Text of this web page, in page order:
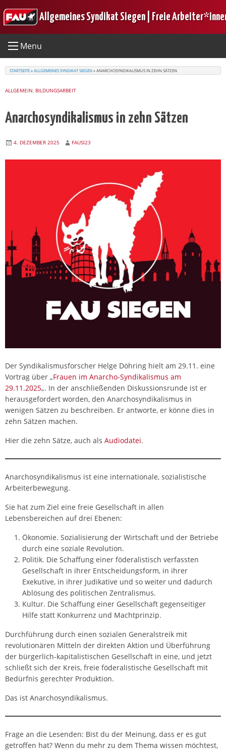
to
Allgemeines Syndikat Siegen | Freie
Menu
STARTSEITE»ALLGEMEINES SYNDIKAT SIEGEN»ANARCHOSYNDIKALISMUS IN ZEHN SÄTZEN
ALLGEMEIN, BILDUNGSARBEIT
Anarchosyndikalismus in zehn Sätzen
4. DEZEMBER 2025 FAUSI23
Der Syndikalismusforscher Helge Döhring hielt am 29.11. eine
Vortrag über „Frauen im Anarcho-Syndikalismus am
29.11.2025„. In der anschließenden Diskussionsrunde ist er
herausgefordert worden, den Anarchosyndikalismus in
wenigen Sätzen zu beschreiben. Er antworte, er könne dies in
zehn Sätzen machen.
Hier die zehn Sätze, auch als Audiodatei.
Anarchosyndikalismus ist eine internationale, sozialistische
Arbeiterbewegung.
Sie hat zum Ziel eine freie Gesellschaft in allen
Lebensbereichen auf drei Ebenen:
Ökonomie. Sozialisierung der Wirtschaft und der Betriebe
durch eine soziale Revolution.
Politik. Die Schaffung einer föderalistisch verfassten
Gesellschaft in ihrer Entscheidungsform, in ihrer
Exekutive, in ihrer Judikative und so weiter und dadurch
Ablösung des politischen Zentralismus.
Kultur. Die Schaffung einer Gesellschaft gegenseitiger
Hilfe statt Konkurrenz und Machtprinzip.
Durchführung durch einen sozialen Generalstreik mit
revolutionären Mitteln der direkten Aktion und Überführung
der bürgerlich-kapitalistischen Gesellschaft in eine, und jetzt
schließt sich der Kreis, freie föderalistische Gesellschaft mit
Bedürfnis gerechter Produktion.
Das ist Anarchosyndikalismus.
Frage an die Lesenden: Bist du der Meinung, dass er es gut
getroffen hat? Wenn du mehr zu dem Thema wissen möchtest,